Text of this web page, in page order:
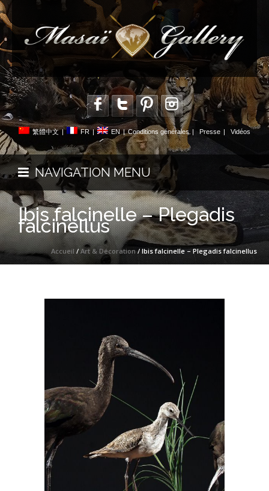
繁體中文 | FR | EN | Conditions générales Presse Vidéos
NAVIGATION MENU
Ibis falcinelle – Plegadis
falcinellus
Accueil/Art & Décoration/ Ibis falcinelle – Plegadis falcinellus